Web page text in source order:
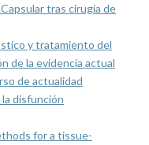
tras cirugía de
y tratamiento del
de la evidencia actual
de actualidad
disfunción
for a tissue-